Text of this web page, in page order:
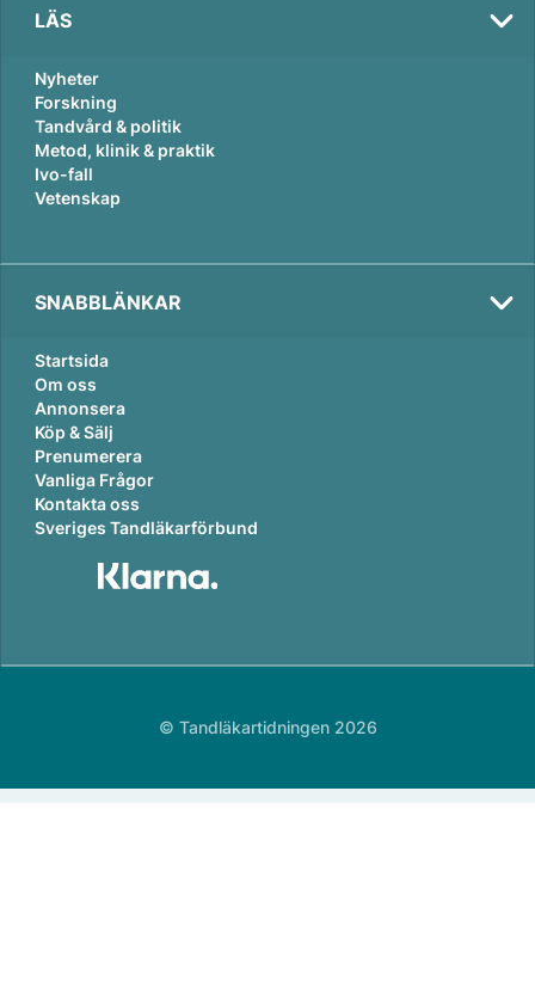
LÄS
Nyheter
Forskning
Tandvård & politik
Metod, klinik & praktik
Ivo-fall
Vetenskap
SNABBLÄNKAR
Startsida
Om oss
Annonsera
Köp & Sälj
Prenumerera
Vanliga Frågor
Kontakta oss
Sveriges Tandläkarförbund
© Tandläkartidningen 2026